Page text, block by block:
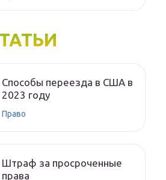
Способы переезда в США в
2023 году
Право
Штраф за просроченные
права